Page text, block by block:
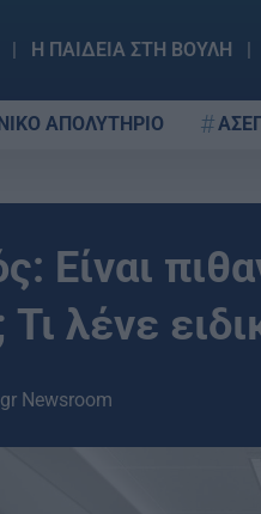
Η ΠΑΙΔΕΙΑ ΣΤΗ ΒΟΥΛΗ
ΑΠΟΛΥΤΗΡΙΟ
Είναι
λένε
Newsroom